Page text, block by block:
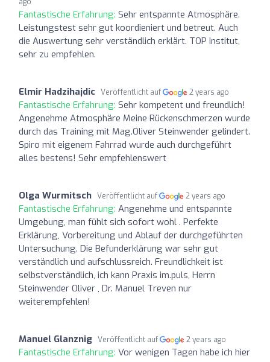
Fantastische Erfahrung: Sehr entspannte Atmosphäre.
Leistungstest sehr gut koordieniert und betreut. Auch
die Auswertung sehr verständlich erklärt. TOP Institut,
sehr zu empfehlen.
Elmir Hadzihajdic Veröffentlicht auf 2 years ago
Fantastische Erfahrung: Sehr kompetent und freundlich!
Angenehme Atmosphäre Meine Rückenschmerzen wurde
durch das Training mit Mag.Oliver Steinwender gelindert.
Spiro mit eigenem Fahrrad wurde auch durchgeführt
alles bestens! Sehr empfehlenswert
Olga Wurmitsch Veröffentlicht auf 2 years ago
Fantastische Erfahrung: Angenehme und entspannte
Umgebung, man fühlt sich sofort wohl . Perfekte
Erklärung, Vorbereitung und Ablauf der durchgeführten
Untersuchung. Die Befunderklärung war sehr gut
verständlich und aufschlussreich. Freundlichkeit ist
selbstverständlich, ich kann Praxis im.puls, Herrn
Steinwender Oliver , Dr. Manuel Treven nur
weiterempfehlen!
Manuel Glanznig Veröffentlicht auf 2 years ago
Fantastische Erfahrung: Vor wenigen Tagen habe ich hier